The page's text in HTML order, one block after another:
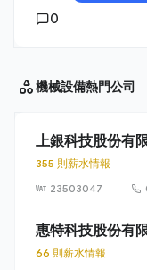
0
機械設備熱門公司
上銀科技股份有
355 則薪水情報
23503047
惠特科技股份有
66 則薪水情報